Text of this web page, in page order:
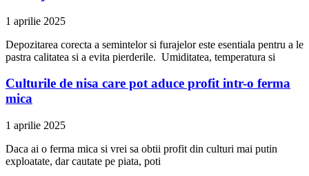
1 aprilie 2025
Depozitarea corecta a semintelor si furajelor este esentiala pentru a le
pastra calitatea si a evita pierderile. Umiditatea, temperatura si
Culturile de nisa care pot aduce profit intr-o ferma
mica
1 aprilie 2025
Daca ai o ferma mica si vrei sa obtii profit din culturi mai putin
exploatate, dar cautate pe piata, poti